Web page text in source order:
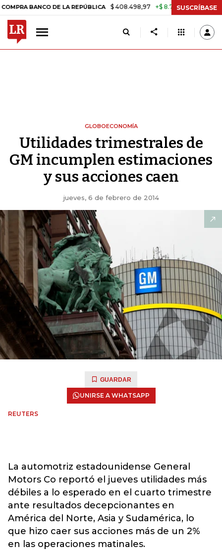
DE LA REPÚBLICA $ 408.498,97 +$ 8.753,81 +2,19% TASA
SUSCRÍBASE
GLOBOECONOMÍA
Utilidades trimestrales de
GM incumplen estimaciones
y sus acciones caen
jueves, 6 de febrero de 2014
GUARDAR
UNIRSE A WHATSAPP
REUTERS
La automotriz estadounidense General
Motors Co reportó el jueves utilidades más
débiles a lo esperado en el cuarto trimestre
ante resultados decepcionantes en
América del Norte, Asia y Sudamérica, lo
que hizo caer sus acciones más de un 2%
en las operaciones matinales.